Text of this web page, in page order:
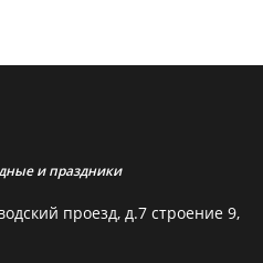
и праздники
проезд, д.7 строение 9,